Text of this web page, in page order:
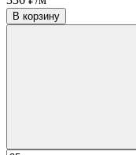
В корзину